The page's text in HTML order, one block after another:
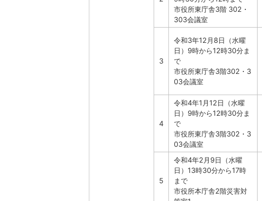
市役所東庁舎3階 302・
303会議室
3
令和3年12月8日（水曜
日）9時から12時30分ま
で
市役所東庁舎3階302・3
03会議室
4
令和4年1月12日（水曜
日）9時から12時30分ま
で
市役所東庁舎3階302・3
03会議室
5
令和4年2月9日（水曜
日）13時30分から17時
まで
市役所本庁舎2階災害対